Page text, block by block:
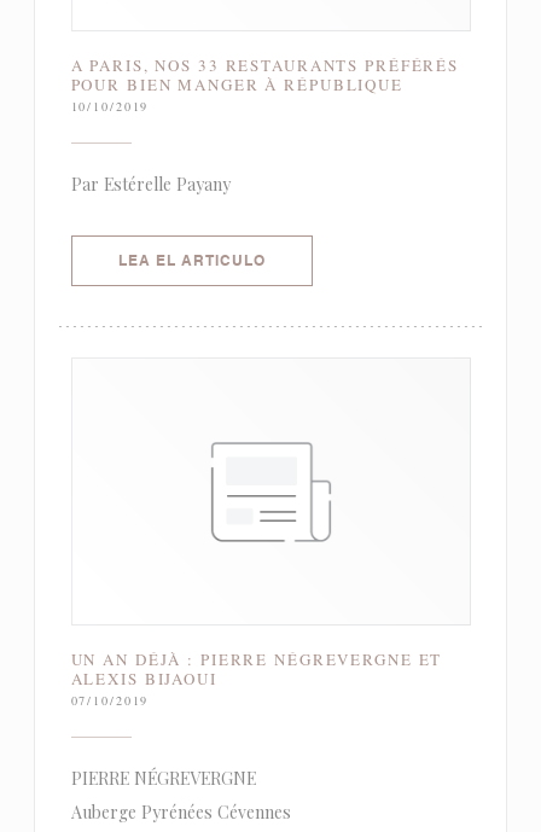
A PARIS, NOS 33 RESTAURANTS PRÉFÉRÉS
POUR BIEN MANGER À RÉPUBLIQUE
10/10/2019
Par Estérelle Payany
LEA EL ARTICULO((ABRE EN UNA NUEVA
UN AN DÉJÀ : PIERRE NÉGREVERGNE ET
ALEXIS BIJAOUI
07/10/2019
PIERRE NÉGREVERGNE
Auberge Pyrénées Cévennes